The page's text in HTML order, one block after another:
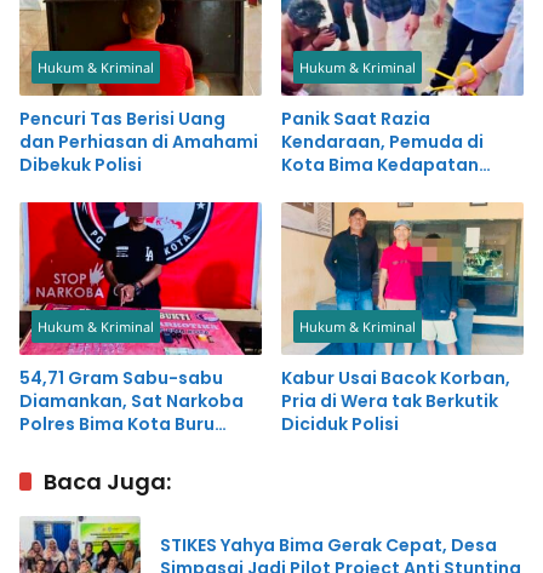
Hukum & Kriminal
Pencuri Tas Berisi Uang
dan Perhiasan di Amahami
Dibekuk Polisi
Hukum & Kriminal
Panik Saat Razia
Kendaraan, Pemuda di
Kota Bima Kedapatan
Hukum & Kriminal
54,71 Gram Sabu-sabu
Diamankan, Sat Narkoba
Polres Bima Kota Buru
Hukum & Kriminal
Kabur Usai Bacok Korban,
Pria di Wera tak Berkutik
Diciduk Polisi
Baca Juga:
STIKES Yahya Bima Gerak Cepat, Desa
Simpasai Jadi Pilot Project Anti Stunting